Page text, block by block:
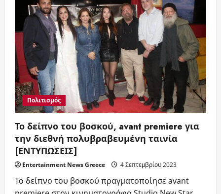
Ε.Σ.Ε.
Αλ.
Κακαβάς
στην
ποιητική
βραδιά
ΜΝΗΜΕΣ
στο
41
street
cafe
Πολιτισμός
Το δείπνο του βοσκού, avant premiere για
την διεθνή πολυβραβευμένη ταινία
[ΕΝΤΥΠΩΣΕΙΣ]
Entertainment News Greece 4 Σεπτεμβρίου 2023
Το δείπνο του βοσκού πραγματοποίησε avant